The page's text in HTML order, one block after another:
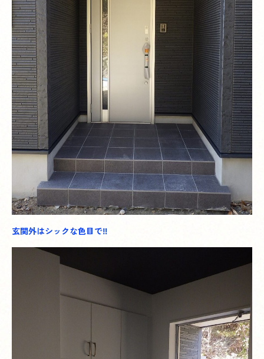
玄関外はシックな色目で‼